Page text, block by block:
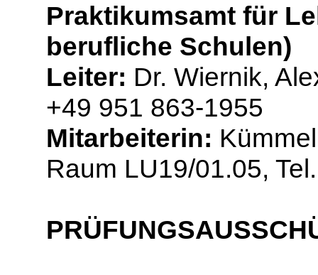
Praktikumsamt für
berufliche Schulen)
Leiter: Dr. Wiernik,
+49 951 863-1955
Mitarbeiterin:
Raum LU19/01.05,